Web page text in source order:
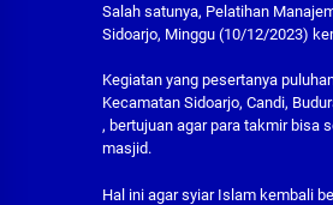
Salah satunya, Pelatihan
Sidoarjo, Minggu (10/12/2023)
Kegiatan yang pesertanya
Kecamatan Sidoarjo, Candi,
, bertujuan agar para takmir bisa
masjid.
Hal ini agar syiar Islam kembali